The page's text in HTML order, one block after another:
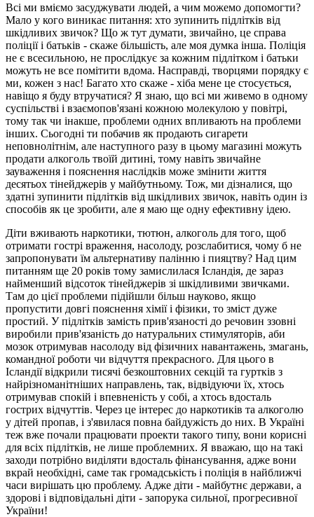
Всі ми вміємо засуджувати людей, а чим можемо допомогти?
Мало у кого виникає питання: хто зупинить підлітків від
шкідливих звичок? Що ж тут думати, звичайно, це справа
поліції і батьків - скаже більшість, але моя думка інша. Поліція
не є всесильною, не прослідкує за кожним підлітком і батьки
можуть не все помітити вдома. Насправді, творцями порядку є
ми, кожен з нас! Багато хто скаже - хіба мене це стосується,
навіщо я буду втручатися? Я знаю, що всі ми живемо в одному
суспільстві і взаємопов'язані кожною молекулою у повітрі,
тому так чи інакше, проблеми одних впливають на проблеми
інших. Сьогодні ти побачив як продають сигарети
неповнолітнім, але наступного разу в цьому магазині​ можуть
продати алкоголь твоїй дитині, тому навіть звичайне
зауваження і пояснення наслідків може змінити життя
десятьох тінейджерів у майбутньому. Тож, ми дізналися, що
здатні зупинити підлітків від шкідливих звичок, навіть один із
способів як це зробити, але я маю ще одну ефективну ідею.
Діти вживають наркотики, тютюн, алкоголь для того, щоб
отримати гострі враження, насолоду, розслабитися, чому б не
запропонувати їм альтернативу палінню і пияцтву? Над цим
питанням ще 20 років тому замислилася Ісландія, де зараз
найменший відсоток тінейджерів зі шкідливими звичками.
Там до цієї проблеми підійшли більш науково, якщо
пропустити довгі пояснення хімії і фізики, то зміст дуже
простий. У підлітків замість прив'язаності до речовин ззовні
виробили прив'язаність до натуральних стимуляторів, аби
мозок отримував насолоду від фізичних навантажень, змагань,
командної роботи чи відчуття прекрасного. Для цього в
Ісландії відкрили тисячі безкоштовних секцій та гуртків з
найрізноманітніших направлень, так, відвідуючи їх, хтось
отримував спокій і впевненість у собі, а хтось вдосталь
гострих відчуттів. Через це інтерес до наркотиків та алкоголю
у дітей пропав, і з'явилася повна байдужість до них. В Україні
теж вже почали працювати проекти такого типу, вони корисні
для всіх підлітків, не лише проблемних. Я вважаю, що на такі
заходи потрібно виділяти вдосталь фінансування, адже вони
вкрай необхідні, саме так громадськість і поліція в найближчі
часи вирішать цю проблему. Адже діти - майбутнє держави, а
здорові і відповідальні діти - запорука сильної, прогресивної
України!